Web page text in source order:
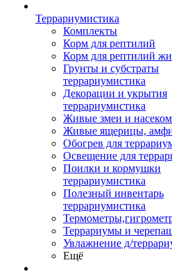
Террариумистика
Комплекты
Корм для рептилий
Корм для рептилий
Грунты и субстраты
террариумистика
Декорации и укрытия
террариумистика
Живые змеи и
Живые ящерицы,
Обогрев для
Освещение для
Поилки и кормушки
террариумистика
Полезный инвентарь
террариумистика
Террариумы и
Увлажнение д/
Ещё